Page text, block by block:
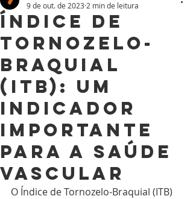
Índice de
Tornozelo-
Braquial
(ITB): Um
Indicador
importante
para a saúde
vascular
9 de out. de 2023 2 min de leitura
O Índice de Tornozelo-Braquial (ITB)